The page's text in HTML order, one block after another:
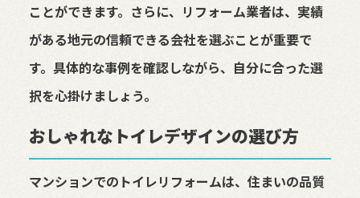
ことができます。さらに、リフォーム業者は、実績
がある地元の信頼できる会社を選ぶことが重要で
す。具体的な事例を確認しながら、自分に合った選
択を心掛けましょう。
おしゃれなトイレデザインの選び方
マンションでのトイレリフォームは、住まいの品質